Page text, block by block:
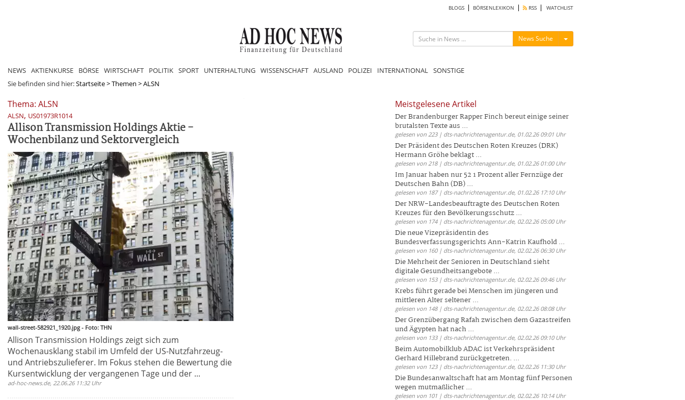
BLOGS BÖRSENLEXIKON RSS WATCHLIST
News Suche Menü ein-/ausblenden
NEWS AKTIENKURSE BÖRSE WIRTSCHAFT POLITIK SPORT UNTERHALTUNG WISSENSCHAFT AUSLAND POLIZEI INTERNATIONAL SONSTIGE
Sie befinden sind hier:Startseite>Themen >ALSN
Thema: ALSN
ALSN, US01973R1014
Allison Transmission Holdings Aktie -
Wochenbilanz und Sektorvergleich
wall-street-582921_1920.jpg - Foto: THN
Allison Transmission Holdings zeigt sich zum
Wochenausklang stabil im Umfeld der US-Nutzfahrzeug-
und Antriebszulieferer. Im Fokus stehen die Bewertung die
Kursentwicklung der vergangenen Tage und der ...
ad-hoc-news.de, 22.06.26 11:32 Uhr
Meistgelesene Artikel
Der Brandenburger Rapper Finch bereut einige seiner
brutalsten Texte aus ...
gelesen von 223 | dts-nachrichtenagentur.de, 01.02.26 09:01 Uhr
Der Präsident des Deutschen Roten Kreuzes (DRK)
Hermann Gröhe beklagt ...
gelesen von 218 | dts-nachrichtenagentur.de, 01.02.26 01:00 Uhr
Im Januar haben nur 52 1 Prozent aller Fernzüge der
Deutschen Bahn (DB) ...
gelesen von 187 | dts-nachrichtenagentur.de, 01.02.26 17:10 Uhr
Der NRW-Landesbeauftragte des Deutschen Roten
Kreuzes für den Bevölkerungsschutz ...
gelesen von 174 | dts-nachrichtenagentur.de, 02.02.26 05:00 Uhr
Die neue Vizepräsidentin des
Bundesverfassungsgerichts Ann-Katrin Kaufhold ...
gelesen von 160 | dts-nachrichtenagentur.de, 02.02.26 06:30 Uhr
Die Mehrheit der Senioren in Deutschland sieht
digitale Gesundheitsangebote ...
gelesen von 153 | dts-nachrichtenagentur.de, 02.02.26 09:46 Uhr
Krebs führt gerade bei Menschen im jüngeren und
mittleren Alter seltener ...
gelesen von 148 | dts-nachrichtenagentur.de, 02.02.26 08:08 Uhr
Der Grenzübergang Rafah zwischen dem Gazastreifen
und Ägypten hat nach ...
gelesen von 133 | dts-nachrichtenagentur.de, 02.02.26 09:10 Uhr
Beim Automobilklub ADAC ist Verkehrspräsident
Gerhard Hillebrand zurückgetreten. ...
gelesen von 123 | dts-nachrichtenagentur.de, 02.02.26 11:30 Uhr
Die Bundesanwaltschaft hat am Montag fünf Personen
wegen mutmaßlicher ...
gelesen von 101 | dts-nachrichtenagentur.de, 02.02.26 10:14 Uhr